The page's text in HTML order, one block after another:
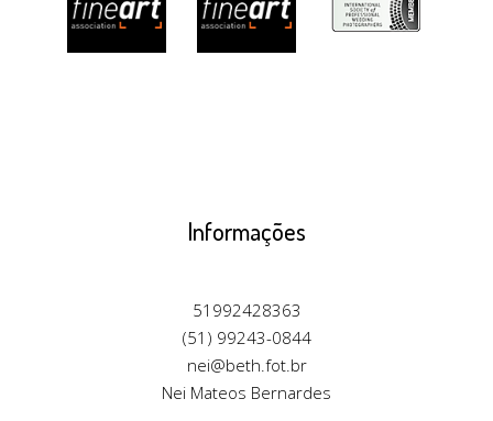
Informações
51992428363
(51) 99243-0844
nei@beth.fot.br
Nei Mateos Bernardes